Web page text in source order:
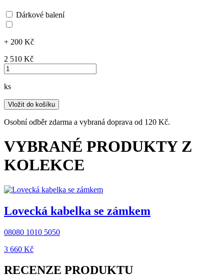
Dárkové balení
+ 200 Kč
2 510 ‎Kč
ks
Vložit do košíku
Osobní odběr zdarma a vybraná doprava od 120 Kč.
VYBRANÉ PRODUKTY Z
KOLEKCE
Lovecká kabelka se zámkem
08080 1010 5050
3 660 ‎Kč
RECENZE PRODUKTU